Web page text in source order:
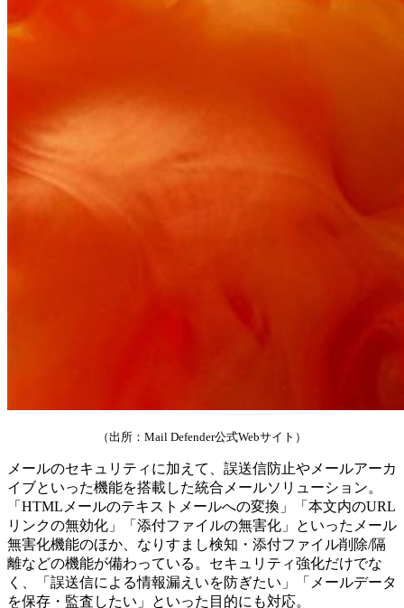
（出所：Mail Defender公式Webサイト）
メールのセキュリティに加えて、誤送信防止やメールアーカ
イブといった機能を搭載した統合メールソリューション。
「HTMLメールのテキストメールへの変換」「本文内のURL
リンクの無効化」「添付ファイルの無害化」といったメール
無害化機能のほか、なりすまし検知・添付ファイル削除/隔
離などの機能が備わっている。セキュリティ強化だけでな
く、「誤送信による情報漏えいを防ぎたい」「メールデータ
を保存・監査したい」といった目的にも対応。